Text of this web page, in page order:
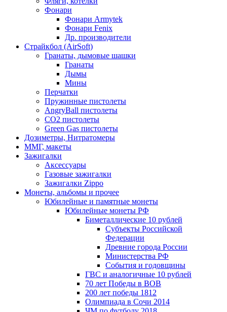
Фонари
Фонари Armytek
Фонари Fenix
Др. производители
Страйкбол (AirSoft)
Гранаты, дымовые шашки
Гранаты
Дымы
Мины
Перчатки
Пружинные пистолеты
AngryBall пистолеты
CO2 пистолеты
Green Gas пистолеты
Дозиметры, Нитратомеры
ММГ, макеты
Зажигалки
Аксессуары
Газовые зажигалки
Зажигалки Zippo
Монеты, альбомы и прочее
Юбилейные и памятные монеты
Юбилейные монеты РФ
Биметаллические 10 рублей
Субъекты Российской
Федерации
Древние города России
Министерства РФ
События и годовщины
ГВС и аналогичные 10 рублей
70 лет Победы в ВОВ
200 лет победы 1812
Олимпиада в Сочи 2014